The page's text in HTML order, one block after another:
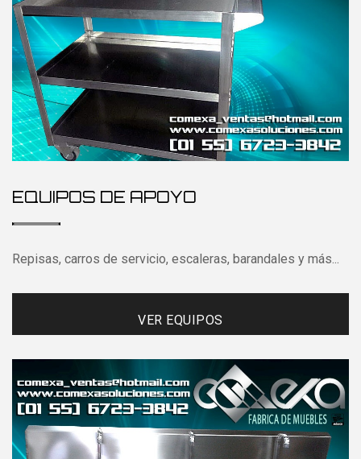
EQUIPOS DE APOYO
Repisas, carros de servicio, escaleras, barandales y más...
VER EQUIPOS